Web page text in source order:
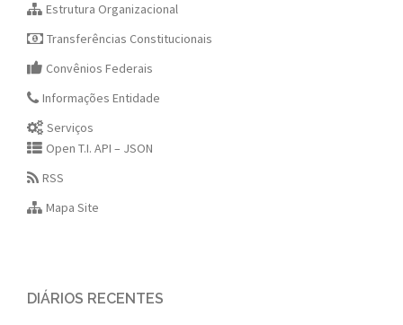
Estrutura Organizacional
Transferências Constitucionais
Convênios Federais
Informações Entidade
Serviços
Open T.I. API – JSON
RSS
Mapa Site
DIÁRIOS RECENTES